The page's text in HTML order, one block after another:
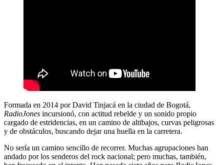
Formada en 2014 por David Tinjacá en la ciudad de Bogotá,
RadioJones incursionó, con actitud rebelde y un sonido propio
cargado de estridencias, en un camino de altibajos, curvas peligrosas
y de obstáculos, buscando dejar una huella en la carretera.
No sería un camino sencillo de recorrer. Muchas agrupaciones han
andado por los senderos del rock nacional; pero muchas, también,